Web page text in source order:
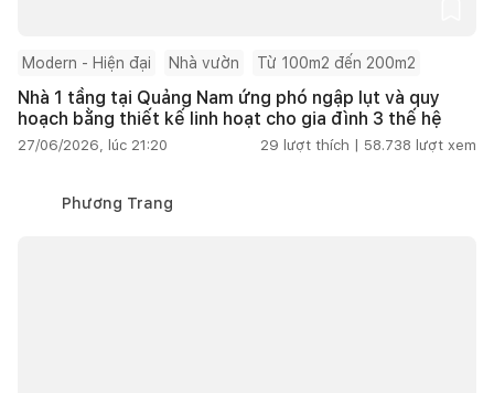
Modern - Hiện đại Nhà vườn Từ 100m2 đến 200m2
Nhà 1 tầng tại Quảng Nam ứng phó ngập lụt và quy
hoạch bằng thiết kế linh hoạt cho gia đình 3 thế hệ
27/06/2026, lúc 21:20 29 lượt thích | 58.738 lượt xem
Phương Trang